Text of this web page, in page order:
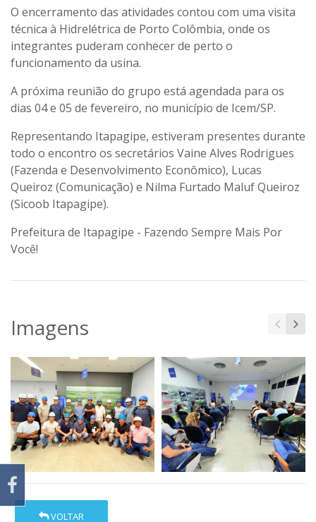
O encerramento das atividades contou com uma visita
técnica à Hidrelétrica de Porto Colômbia, onde os
integrantes puderam conhecer de perto o
funcionamento da usina.
A próxima reunião do grupo está agendada para os
dias 04 e 05 de fevereiro, no município de Icem/SP.
Representando Itapagipe, estiveram presentes durante
todo o encontro os secretários Vaine Alves Rodrigues
(Fazenda e Desenvolvimento Econômico), Lucas
Queiroz (Comunicação) e Nilma Furtado Maluf Queiroz
(Sicoob Itapagipe).
Prefeitura de Itapagipe - Fazendo Sempre Mais Por
Você!
Imagens
VOLTAR